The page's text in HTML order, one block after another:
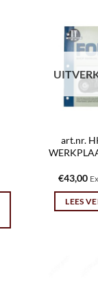
art.nr.
€43,00
LEES